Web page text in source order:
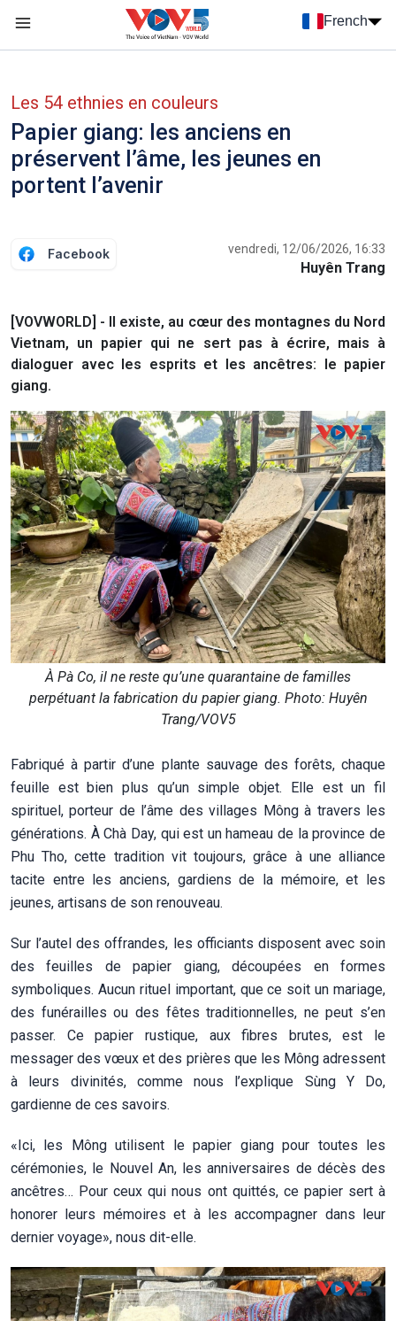
French
Les 54 ethnies en couleurs
Papier giang: les anciens en
préservent l’âme, les jeunes en
portent l’avenir
Facebook vendredi, 12/06/2026, 16:33
Huyên Trang
[VOVWORLD] - Il existe, au cœur des montagnes du Nord
Vietnam, un papier qui ne sert pas à écrire, mais à
dialoguer avec les esprits et les ancêtres: le papier
giang.
À Pà Co, il ne reste qu’une quarantaine de familles
perpétuant la fabrication du papier giang. Photo: Huyên
Trang/VOV5
Fabriqué à partir d’une plante sauvage des forêts, chaque
feuille est bien plus qu’un simple objet. Elle est un fil
spirituel, porteur de l’âme des villages Mông à travers les
générations. À Chà Day, qui est un hameau de la province de
Phu Tho, cette tradition vit toujours, grâce à une alliance
tacite entre les anciens, gardiens de la mémoire, et les
jeunes, artisans de son renouveau.
Sur l’autel des offrandes, les officiants disposent avec soin
des feuilles de papier giang, découpées en formes
symboliques. Aucun rituel important, que ce soit un mariage,
des funérailles ou des fêtes traditionnelles, ne peut s’en
passer. Ce papier rustique, aux fibres brutes, est le
messager des vœux et des prières que les Mông adressent
à leurs divinités, comme nous l’explique Sùng Y Do,
gardienne de ces savoirs.
«Ici, les Mông utilisent le papier giang pour toutes les
cérémonies, le Nouvel An, les anniversaires de décès des
ancêtres… Pour ceux qui nous ont quittés, ce papier sert à
honorer leurs mémoires et à les accompagner dans leur
dernier voyage», nous dit-elle.